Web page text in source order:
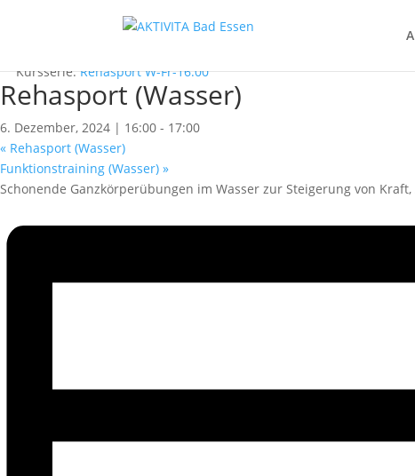
Kursserie:Rehasport W-Fr-16:00
Rehasport (Wasser)
6. Dezember, 2024 | 16:00 - 17:00
« Rehasport (Wasser)
Funktionstraining (Wasser) »
Schonende Ganzkörperübungen im Wasser zur Steigerung von